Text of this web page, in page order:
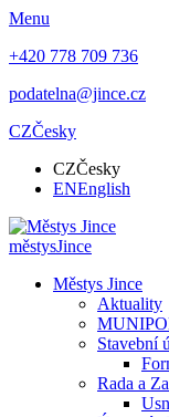
Menu
+420 778 709 736
podatelna@jince.cz
CZČesky
CZČesky
ENEnglish
městysJince
Městys Jince
Aktuality
Stavební
Rada a